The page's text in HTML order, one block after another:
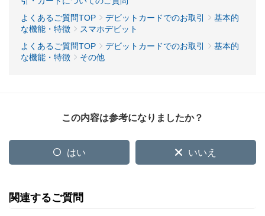
よくあるご質問TOP
デビットカードでのお取引
基本的
な機能・特徴
スマホデビット
よくあるご質問TOP
デビットカードでのお取引
基本的
な機能・特徴
その他
この内容は参考になりましたか？
はい いいえ
関連するご質問